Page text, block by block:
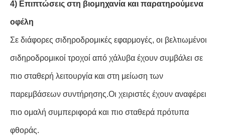
4) Επιπτώσεις στη βιομηχανία και παρατηρούμενα
οφέλη
Σε διάφορες σιδηροδρομικές εφαρμογές, οι βελτιωμένοι
σιδηροδρομικοί τροχοί από χάλυβα έχουν συμβάλει σε
πιο σταθερή λειτουργία και στη μείωση των
παρεμβάσεων συντήρησης.Οι χειριστές έχουν αναφέρει
πιο ομαλή συμπεριφορά και πιο σταθερά πρότυπα
φθοράς.